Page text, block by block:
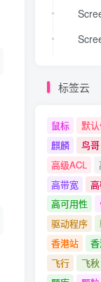
分
标签云
鼠标 默
麒麟
鸟哥
高级ACL
高带宽
高可用性
驱动程序
香港站
飞行
飞秋